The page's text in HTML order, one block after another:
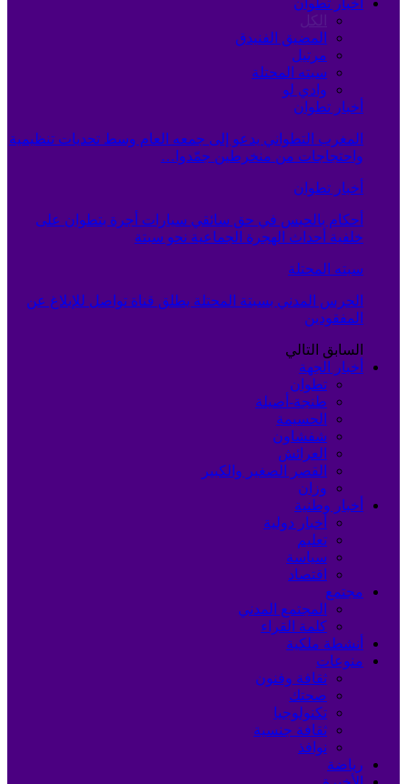
الكل
المضيق الفنيدق
مرتيل
سبته المحتلة
وادي لو
أخبار تطوان
المغرب التطواني يدعو إلى جمعه العام وسط تحديات تنظيمية
واحتجاجات من منخرطين جمّدوا…
أخبار تطوان
أحكام بالحبس في حق سائقي سيارات أجرة بتطوان على
خلفية أحداث الهجرة الجماعية نحو سبتة
سبته المحتلة
الحرس المدني بسبتة المحتلة يطلق قناة تواصل للإبلاغ عن
المفقودين
السابق التالي
أخبار الجهة
تطوان
طنجة-أصيلة
الحسيمة
شفشاون
العرائش
القصر الصغير والكبير
وزان
أخبار وطنية
أخبار دولية
تعليم
سياسة
اقتصاد
مجتمع
المجتمع المدني
كلمة القراء
أنشطة ملكية
منوعات
ثقافة وفنون
صحتك
تكنولوجيا
ثقافة جنسية
نوافذ
رياضة